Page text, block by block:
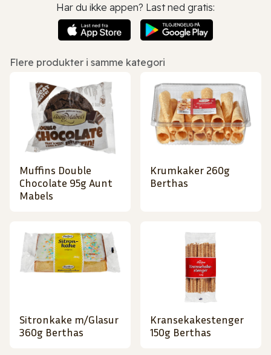
Har du ikke appen? Last ned gratis:
Flere produkter i samme kategori
Muffins Double
Chocolate 95g Aunt
Mabels
Krumkaker 260g
Berthas
Sitronkake m/Glasur
360g Berthas
Kransekakestenger
150g Berthas